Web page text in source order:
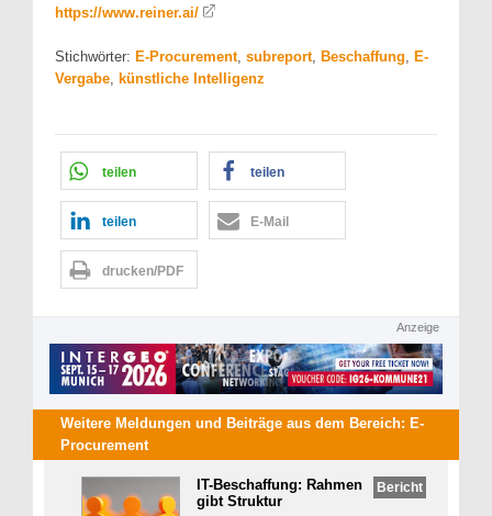
https://www.reiner.ai/
Stichwörter: E-Procurement, subreport, Beschaffung E-
Vergabe künstliche Intelligenz
teilen teilen
teilen E-Mail
drucken/PDF
Anzeige
Weitere Meldungen und Beiträge aus dem Bereich: E-
Procurement
Bericht
IT-Beschaffung: Rahmen
gibt Struktur